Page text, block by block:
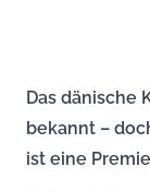
Das dänische
bekannt –
ist eine